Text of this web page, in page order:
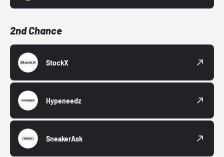
2nd Chance
StockX
Hypeneedz
SneakerAsk